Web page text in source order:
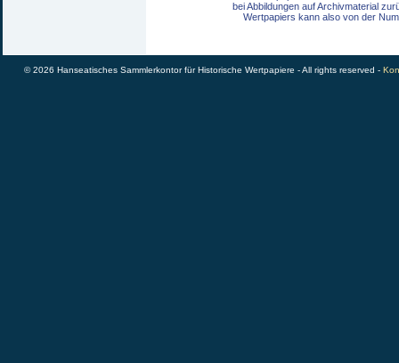
bei Abbildungen auf Archivmaterial
Wertpapiers kann also von der
© 2026 Hanseatisches Sammlerkontor für Historische Wertpapiere - All rights reserved -